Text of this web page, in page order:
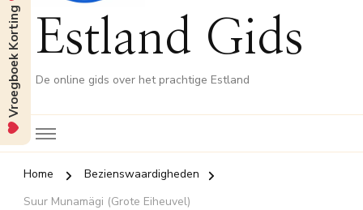
Estland Gids
De online gids over het prachtige Estland
Home
Bezienswaardigheden
Suur Munamägi (Grote Eiheuvel)
Vroegboek Korting